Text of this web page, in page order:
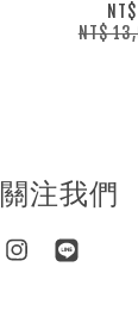
NT$
關注我們
Instagram